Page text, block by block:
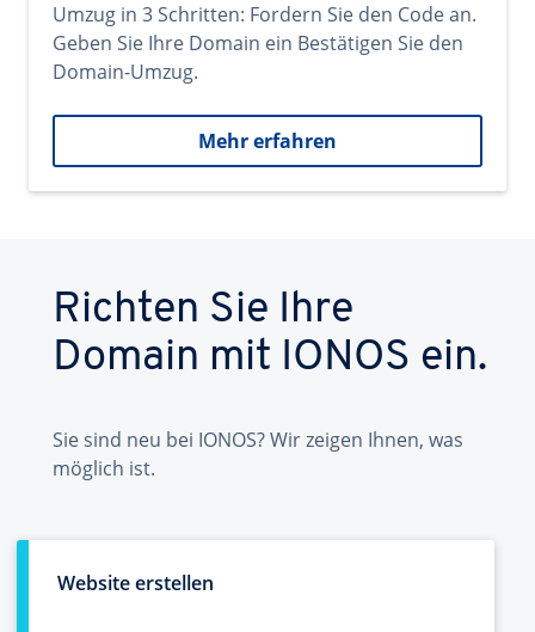
Umzug in 3 Schritten: Fordern Sie den Code an.
Geben Sie Ihre Domain ein Bestätigen Sie den
Domain-Umzug.
Mehr erfahren
Richten Sie Ihre
Domain mit IONOS ein.
Sie sind neu bei IONOS? Wir zeigen Ihnen, was
möglich ist.
Website erstellen